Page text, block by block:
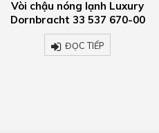
Vòi chậu nóng lạnh Luxury
Dornbracht 33 537 670-00
ĐỌC TIẾP